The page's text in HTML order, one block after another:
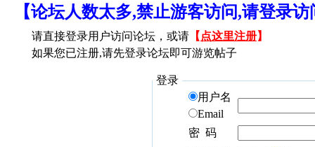
【论坛人数太多,禁止游客访问,请登录
请直接登录用户访问论坛，或请 【 点这里注册】
如果您已注册,请先登录论坛即可游览帖子
登录
用户名
Email
密 码